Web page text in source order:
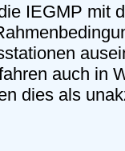
IEGMP mit
auch in
dies als